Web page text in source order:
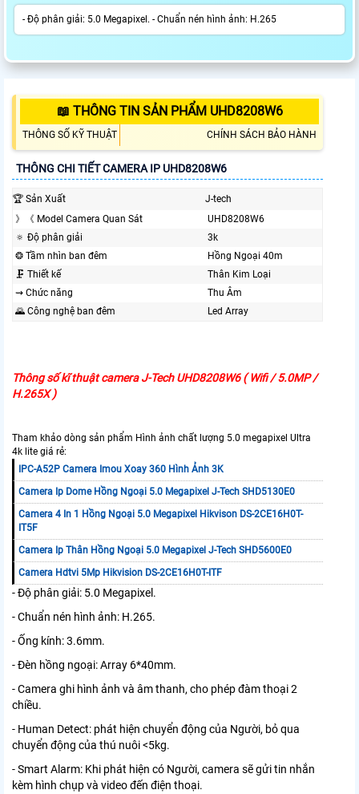
- Độ phân giải: 5.0 Megapixel. - Chuẩn nén hình ảnh: H.265
📖 THÔNG TIN SẢN PHẨM UHD8208W6
THÔNG SỐ KỸ THUẬT CHÍNH SÁCH BẢO HÀNH
THÔNG CHI TIẾT CAMERA IP UHD8208W6
🏆 Sản Xuất
J-tech
》《 Model Camera Quan Sát
UHD8208W6
🔅 Độ phân giải
3k
❂ Tầm nhìn ban đêm
Hồng Ngoại 40m
🗜️ Thiết kế
Thân Kim Loại
⇝ Chức năng
Thu Âm
🌄 Công nghệ ban đêm
Led Array
Thông số kĩ thuật camera J-Tech UHD8208W6 ( Wifi / 5.0MP /
H.265X )
Tham khảo dòng sản phẩm Hình ảnh chất lượng 5.0 megapixel Ultra
4k lite giá rẻ:
IPC-A52P Camera Imou Xoay 360 Hình Ảnh 3K
Camera Ip Dome Hồng Ngoại 5.0 Megapixel J-Tech SHD5130E0
Camera 4 In 1 Hồng Ngoại 5.0 Megapixel Hikvison DS-2CE16H0T-
IT5F
Camera Ip Thân Hồng Ngoại 5.0 Megapixel J-Tech SHD5600E0
Camera Hdtvi 5Mp Hikvision DS-2CE16H0T-ITF
- Độ phân giải: 5.0 Megapixel.
- Chuẩn nén hình ảnh: H.265.
- Ống kính: 3.6mm.
- Đèn hồng ngoại: Array 6*40mm.
- Camera ghi hình ảnh và âm thanh, cho phép đàm thoại 2
chiều.
- Human Detect: phát hiện chuyển động của Người, bỏ qua
chuyển động của thú nuôi <5kg.
- Smart Alarm: Khi phát hiện có Người, camera sẽ gửi tin nhắn
kèm hình chụp và video đến điện thoại.